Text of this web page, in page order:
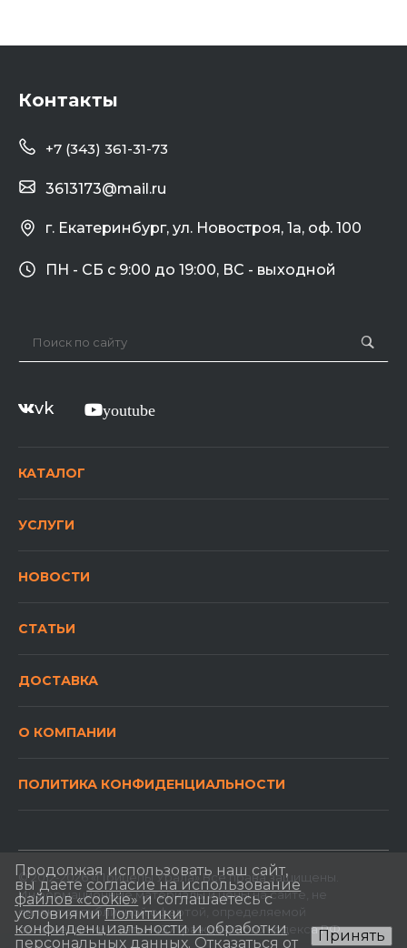
Контакты
+7 (343) 361-31-73
г. Екатеринбург, ул. Новостроя, 1а, оф. 100
3613173@mail.ru
ПН - СБ с 9:00 до 19:00, ВС - выходной
vk youtube
КАТАЛОГ
УСЛУГИ
НОВОСТИ
СТАТЬИ
ДОСТАВКА
О КОМПАНИИ
ПОЛИТИКА КОНФИДЕНЦИАЛЬНОСТИ
© 2012-2026 «Прицепы Урала» Все права защищены.
Информационные материалы и цены на сайте, не
являются публичной офертой, определяемой
положениями Статьи 437 Гражданского кодекса РФ.
Продолжая использовать наш сайт,
вы даете согласие на использование
файлов «cookie» и соглашаетесь с
условиямиПолитики
конфиденциальности и обработки
персональных данных. Отказаться от Принять